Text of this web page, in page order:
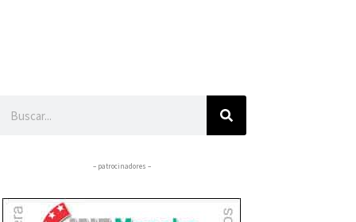
– patrocinadores –